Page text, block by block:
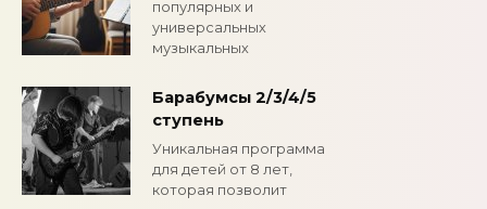
популярных и
универсальных
музыкальных
Барабумсы 2/3/4/5
ступень
Уникальная программа
для детей от 8 лет,
которая позволит